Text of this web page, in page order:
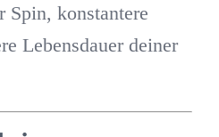
Spin, konstantere
Lebensdauer deiner